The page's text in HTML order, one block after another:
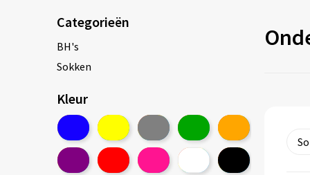
Categorieën
BH's
Sokken
Kleur